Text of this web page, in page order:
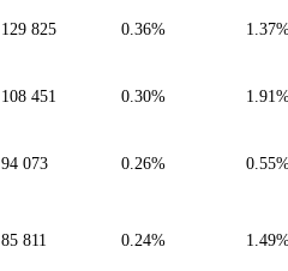
129 825 0.36%
108 451 0.30%
94 073 0.26%
85 811 0.24%